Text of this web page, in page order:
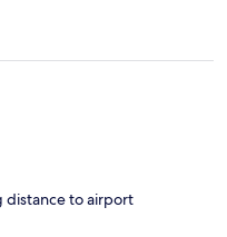
distance to airport